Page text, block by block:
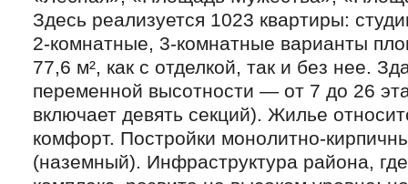
Здесь реализуется 1023 квартиры:
2-комнатные, 3-комнатные варианты
77,6 м², как с отделкой, так и без нее.
переменной высотности — от 7 до 26
включает девять секций). Жилье
комфорт. Постройки монолитно-
(наземный). Инфраструктура района,